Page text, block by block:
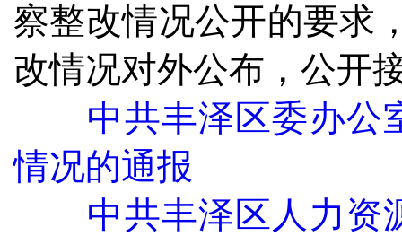
察整改情况公开的要求
改情况对外公布，公开
中共丰泽区委办公
情况的通报
中共丰泽区人力资